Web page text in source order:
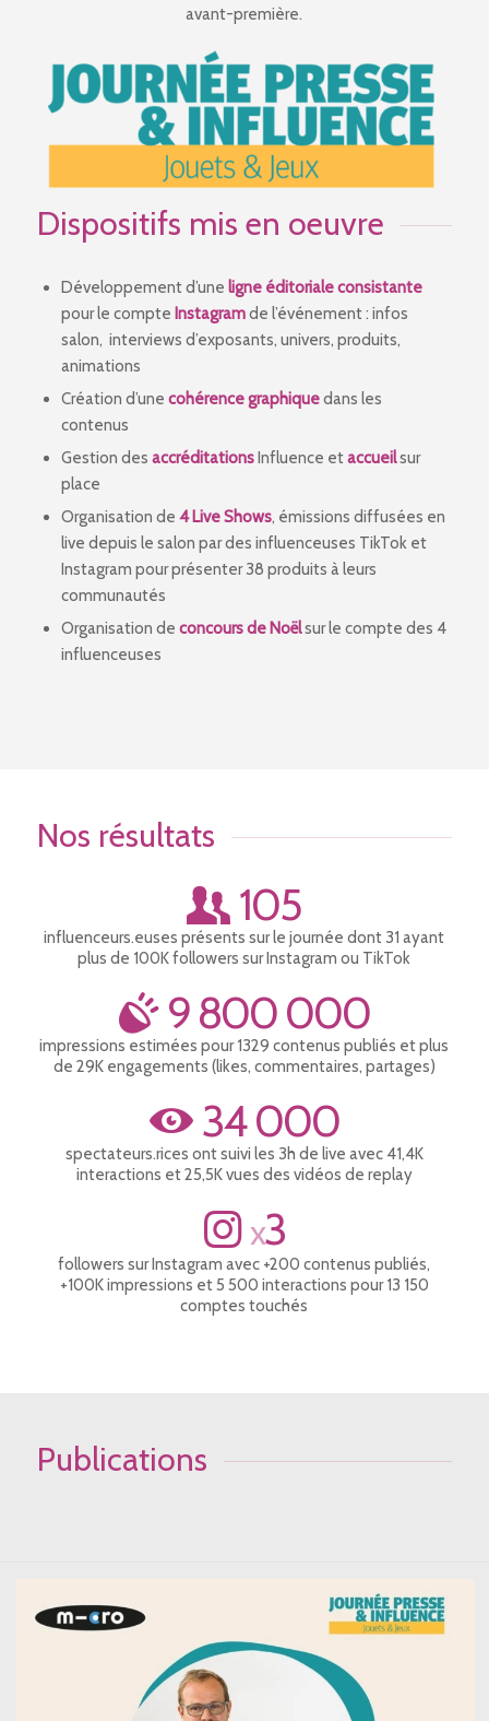
avant-première.
Dispositifs mis en oeuvre
Développement d’une ligne éditoriale consistante
pour le compte Instagramde l’événement : infos
salon, interviews d’exposants, univers, produits,
animations
Création d’une cohérence graphiquedans les
contenus
Gestion des accréditationsInfluence etaccueilsur
place
Organisation de 4 Live Shows, émissions diffusées en
live depuis le salon par des influenceuses TikTok et
Instagram pour présenter 38 produits à leurs
communautés
Organisation de concours de Noëlsur le compte des 4
influenceuses
Nos résultats
105
influenceurs.euses présents sur le journée dont 31 ayant
plus de 100K followers sur Instagram ou TikTok
9 800 000
impressions estimées pour 1329 contenus publiés et plus
de 29K engagements (likes, commentaires, partages)
34 000
spectateurs.rices ont suivi les 3h de live avec 41,4K
interactions et 25,5K vues des vidéos de replay
x3
followers sur Instagram avec +200 contenus publiés,
+100K impressions et 5 500 interactions pour 13 150
comptes touchés
Publications